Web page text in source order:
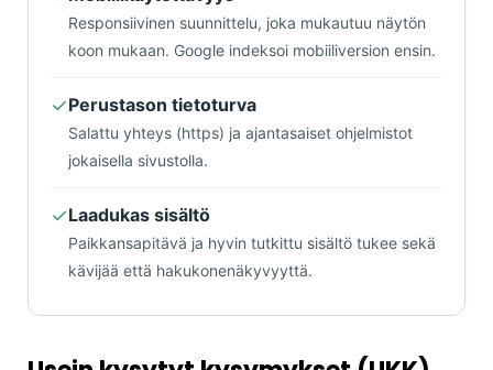
Responsiivinen suunnittelu, joka mukautuu näytön
koon mukaan. Google indeksoi mobiiliversion ensin.
✓Perustason tietoturva
Salattu yhteys (https) ja ajantasaiset ohjelmistot
jokaisella sivustolla.
✓Laadukas sisältö
Paikkansapitävä ja hyvin tutkittu sisältö tukee sekä
kävijää että hakukonenäkyvyyttä.